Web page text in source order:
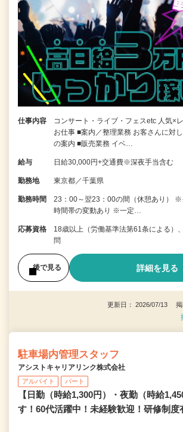
仕事内容
コンサート・ライブ・フェスetc 人気×
お仕事 ■案内／整理業務 お客さんに対
の案内 ■販売業務 イベ…
給与 日給30,000円+交通費※深夜手当含む
勤務地 東京都／千葉県
勤務時間
23：00～翌23：00の間（休憩あり） ※
時間帯の変動あり ※一定…
応募資格
18歳以上（労働基準法第61条による）
問
後で見る 詳細を見る
更新日： 2026/07/13 掲
駐車場内管理スタッフ
アシストキャリアリンク株式会社
アルバイト パート
【日勤（時給1,300円）・夜勤（時給
す！60代活躍中！未経験歓迎！研修制度